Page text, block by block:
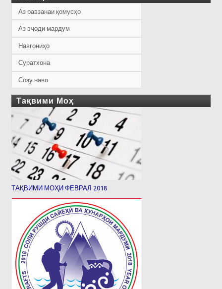
Аз равзанаи қомусҳо
Аз эҷоди мардум
Навгониҳо
Суратхона
Созу наво
Тақвими Моҳ
ТАҚВИМИ МОҲИ ФЕВРАЛ 2018